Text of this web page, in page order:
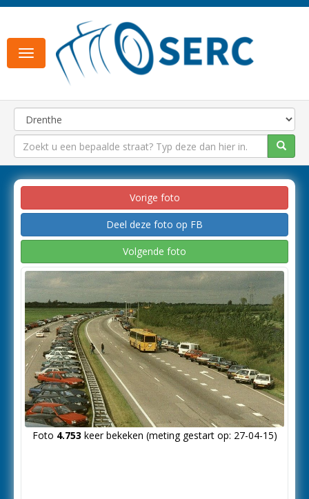
Toggle
navigation
Vorige foto
Deel deze foto op FB
Volgende foto
Foto 4.753 keer bekeken (meting gestart op: 27-04-15)